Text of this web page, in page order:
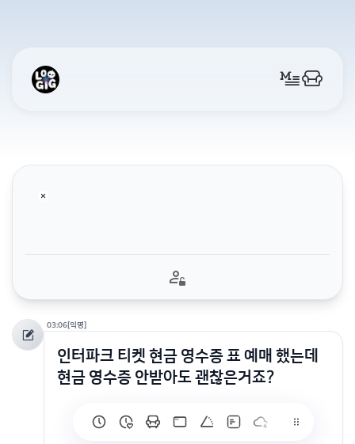
03:06[익명]
인터파크 티켓 현금 영수증 표 예매 했는데
현금 영수증 안받아도 괜찮은거죠?